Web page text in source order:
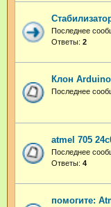
Последнее
Ответы: 2
Клон
Последнее
atmel 705
Последнее
Ответы: 4
помогите: